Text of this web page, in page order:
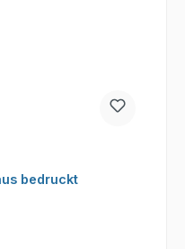
bedruckt